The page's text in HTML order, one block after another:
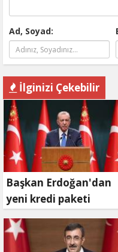
Ad, Soyad:
İlginizi Çekebilir
Başkan Erdoğan'dan
yeni kredi paketi
müjdesi: 6 ay geri
ödemesiz, 36 ay